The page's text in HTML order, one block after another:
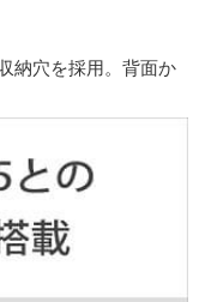
納穴を採用。背面か